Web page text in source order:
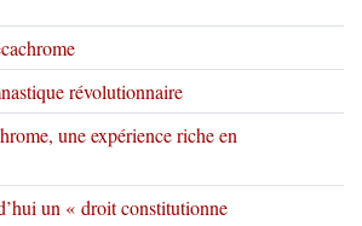
révolutionnaire
une expérience riche en
un « droit constitutionne